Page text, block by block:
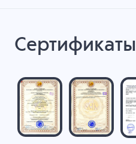
Сертификаты